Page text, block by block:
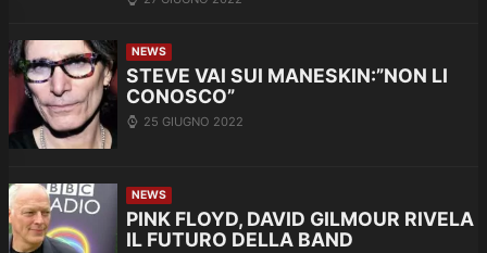
NEWS
STEVE VAI SUI MANESKIN:”NON LI
CONOSCO”
25 GIUGNO 2022
NEWS
PINK FLOYD, DAVID GILMOUR RIVELA
IL FUTURO DELLA BAND